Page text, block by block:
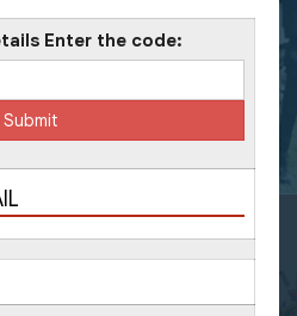
Enter the code: